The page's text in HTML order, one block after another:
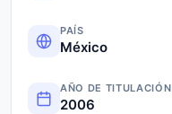
PAÍS
México
AÑO DE TITULACIÓN
2006